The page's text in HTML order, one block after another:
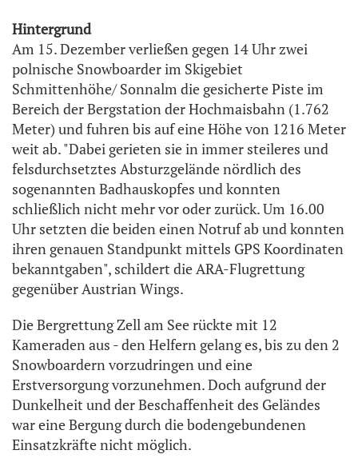
Hintergrund
Am 15. Dezember verließen gegen 14 Uhr zwei
polnische Snowboarder im Skigebiet
Schmittenhöhe/ Sonnalm die gesicherte Piste im
Bereich der Bergstation der Hochmaisbahn (1.762
Meter) und fuhren bis auf eine Höhe von 1216 Meter
weit ab. "Dabei gerieten sie in immer steileres und
felsdurchsetztes Absturzgelände nördlich des
sogenannten Badhauskopfes und konnten
schließlich nicht mehr vor oder zurück. Um 16.00
Uhr setzten die beiden einen Notruf ab und konnten
ihren genauen Standpunkt mittels GPS Koordinaten
bekanntgaben", schildert die ARA-Flugrettung
gegenüber Austrian Wings.
Die Bergrettung Zell am See rückte mit 12
Kameraden aus - den Helfern gelang es, bis zu den 2
Snowboardern vorzudringen und eine
Erstversorgung vorzunehmen. Doch aufgrund der
Dunkelheit und der Beschaffenheit des Geländes
war eine Bergung durch die bodengebundenen
Einsatzkräfte nicht möglich.